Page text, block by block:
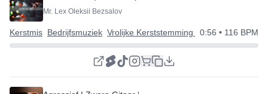
Mr. Lex Oleksii Bezsalov
Kerstmis Bedrijfsmuziek Vrolijke Kerststemming | Gelukkig
0:56 • 116 BPM